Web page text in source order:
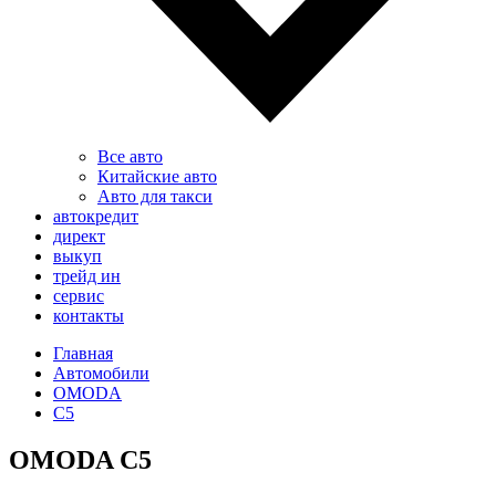
Все авто
Китайские авто
Авто для такси
автокредит
директ
выкуп
трейд ин
сервис
контакты
Главная
Автомобили
OMODA
C5
OMODA C5